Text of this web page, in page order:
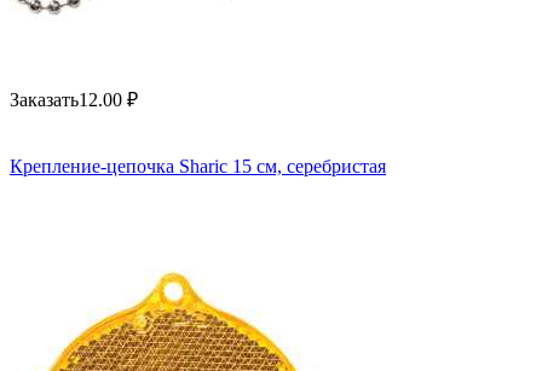
Заказать12.00 ₽
Крепление-цепочка Sharic 15 см, серебристая